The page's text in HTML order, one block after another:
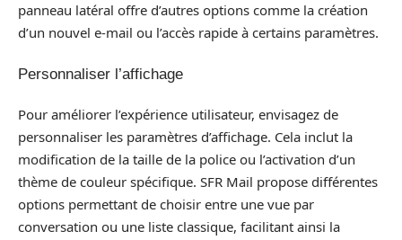
panneau latéral offre d’autres options comme la création
d’un nouvel e-mail ou l’accès rapide à certains paramètres.
Personnaliser l’affichage
Pour améliorer l’expérience utilisateur, envisagez de
personnaliser les paramètres d’affichage. Cela inclut la
modification de la taille de la police ou l’activation d’un
thème de couleur spécifique. SFR Mail propose différentes
options permettant de choisir entre une vue par
conversation ou une liste classique, facilitant ainsi la